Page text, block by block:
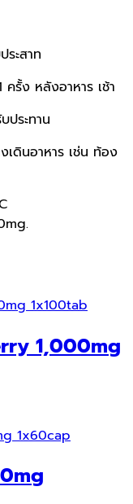
ระสาท
ครั้ง หลังอาหาร เช้า
ประทาน
เดินอาหาร เช่น ท้อง
1,000mg